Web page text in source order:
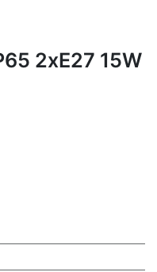
2xE27 15W